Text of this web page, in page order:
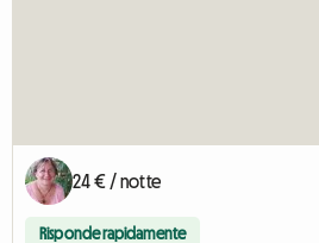
24 € / notte
Risponde rapidamente